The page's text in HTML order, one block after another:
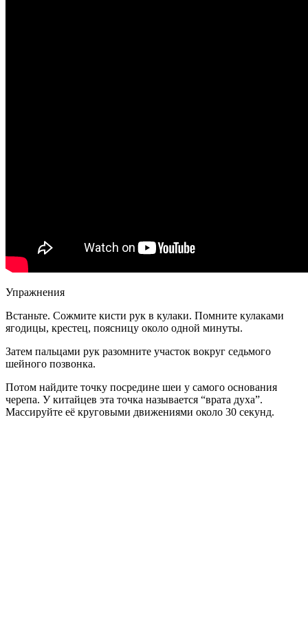
Упражнения
Встаньте. Сожмите кисти рук в кулаки. Помните кулаками
ягодицы, крестец, поясницу около одной минуты.
Затем пальцами рук разомните участок вокруг седьмого
шейного позвонка.
Потом найдите точку посредине шеи у самого основания
черепа. У китайцев эта точка называется “врата духа”.
Массируйте её круговыми движениями около 30 секунд.